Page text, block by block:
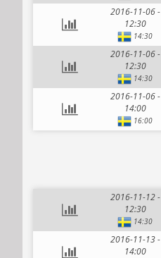
2016-11-06 -
12:30
14:30
2016-11-06 -
12:30
14:30
2016-11-06 -
14:00
16:00
2016-11-12 -
12:30
14:30
2016-11-13 -
14:00